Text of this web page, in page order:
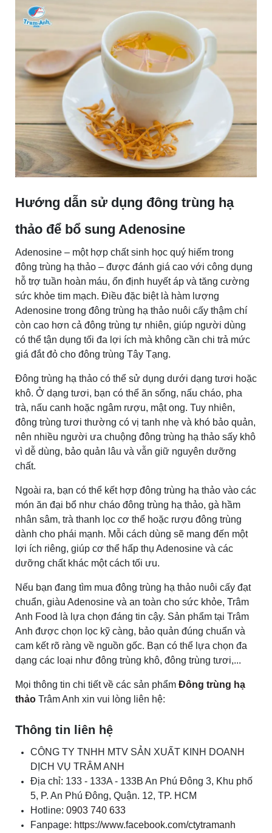
Hướng dẫn sử dụng đông trùng hạ
thảo để bổ sung Adenosine
Adenosine – một hợp chất sinh học quý hiếm trong
đông trùng hạ thảo – được đánh giá cao với công dụng
hỗ trợ tuần hoàn máu, ổn định huyết áp và tăng cường
sức khỏe tim mạch. Điều đặc biệt là hàm lượng
Adenosine trong đông trùng hạ thảo nuôi cấy thậm chí
còn cao hơn cả đông trùng tự nhiên, giúp người dùng
có thể tận dụng tối đa lợi ích mà không cần chi trả mức
giá đắt đỏ cho đông trùng Tây Tạng.
Đông trùng hạ thảo có thể sử dụng dưới dạng tươi hoặc
khô. Ở dạng tươi, bạn có thể ăn sống, nấu cháo, pha
trà, nấu canh hoặc ngâm rượu, mật ong. Tuy nhiên,
đông trùng tươi thường có vị tanh nhẹ và khó bảo quản,
nên nhiều người ưa chuộng đông trùng hạ thảo sấy khô
vì dễ dùng, bảo quản lâu và vẫn giữ nguyên dưỡng
chất.
Ngoài ra, bạn có thể kết hợp đông trùng hạ thảo vào các
món ăn đại bổ như cháo đông trùng hạ thảo, gà hầm
nhân sâm, trà thanh lọc cơ thể hoặc rượu đông trùng
dành cho phái mạnh. Mỗi cách dùng sẽ mang đến một
lợi ích riêng, giúp cơ thể hấp thụ Adenosine và các
dưỡng chất khác một cách tối ưu.
Nếu bạn đang tìm mua đông trùng hạ thảo nuôi cấy đạt
chuẩn, giàu Adenosine và an toàn cho sức khỏe, Trâm
Anh Food là lựa chọn đáng tin cậy. Sản phẩm tại Trâm
Anh được chọn lọc kỹ càng, bảo quản đúng chuẩn và
cam kết rõ ràng về nguồn gốc. Bạn có thể lựa chọn đa
dạng các loại như đông trùng khô, đông trùng tươi,...
Mọi thông tin chi tiết về các sản phẩm Đông trùng hạ
thảo Trâm Anh xin vui lòng liên hệ:
Thông tin liên hệ
CÔNG TY TNHH MTV SẢN XUẤT KINH DOANH
DỊCH VỤ TRÂM ANH
Địa chỉ: 133 - 133A - 133B An Phú Đông 3, Khu phố
5, P. An Phú Đông, Quận. 12, TP. HCM
Hotline: 0903 740 633
Fanpage: https://www.facebook.com/ctytramanh